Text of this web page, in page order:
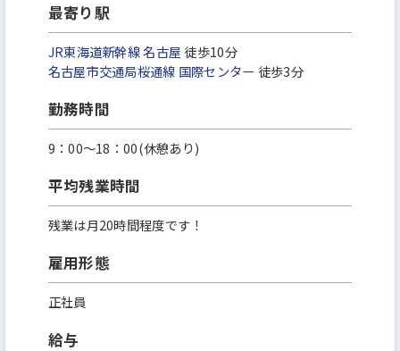
最寄り駅
JR東海道新幹線名古屋 徒歩10分
名古屋市交通局桜通線 国際センター 徒歩3分
勤務時間
9：00～18：00(休憩あり)
平均残業時間
残業は月20時間程度です！
雇用形態
正社員
給与